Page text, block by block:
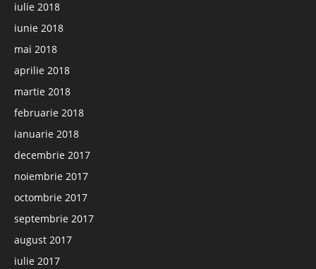
iulie 2018
iunie 2018
mai 2018
aprilie 2018
martie 2018
februarie 2018
ianuarie 2018
decembrie 2017
noiembrie 2017
octombrie 2017
septembrie 2017
august 2017
iulie 2017